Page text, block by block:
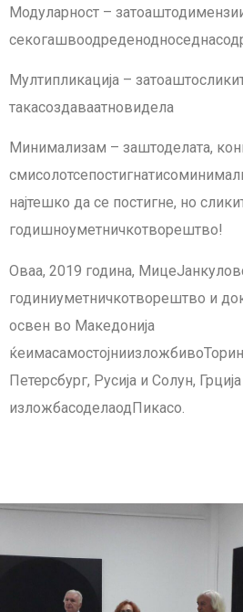
Модуларност –
Мултипликација –
такасоздаваатновидела
Минимализам – заштоделата,
најтешко да се постигне, но
годишноуметничкотворештво!
Оваа, 2019 година,
годиниуметничкотворештво и
освен во Македонија
Петерсбург, Русија и Солун,
изложбасоделаодПикасо.